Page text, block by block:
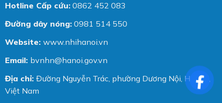
Hotline Cấp cứu: 0862 452 083
Đường dây nóng: 0981 514 550
Website: www.nhihanoi.vn
Email: bvnhn@hanoi.gov.vn
Địa chỉ: Đường Nguyễn Trác, phường Dương Nội, Hà Nội,
Việt Nam